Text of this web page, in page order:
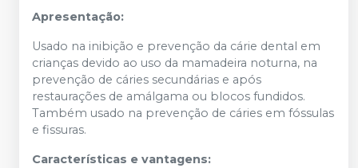
Apresentação:
Usado na inibição e prevenção da cárie dental em
crianças devido ao uso da mamadeira noturna, na
prevenção de cáries secundárias e após
restaurações de amálgama ou blocos fundidos.
Também usado na prevenção de cáries em fóssulas
e fissuras.
Características e vantagens: